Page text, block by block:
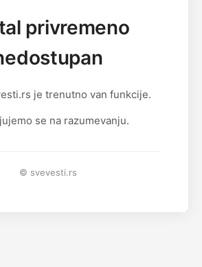
privremeno
je trenutno van funkcije.
se na razumevanju.
© svevesti.rs